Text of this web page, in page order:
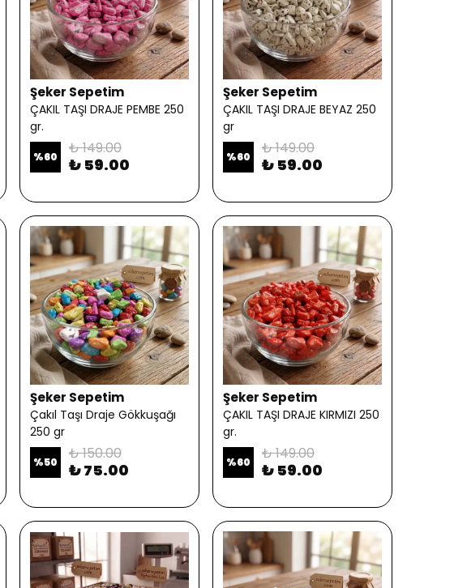
Şeker Sepetim
ÇAKIL TAŞI DRAJE PEMBE 250
gr.
%60 ₺ 149.00
₺ 59.00
Şeker Sepetim
ÇAKIL TAŞI DRAJE BEYAZ 250
gr
%60 ₺ 149.00
₺ 59.00
Şeker Sepetim
Çakıl Taşı Draje Gökkuşağı
250 gr
%50 ₺ 150.00
₺ 75.00
Şeker Sepetim
ÇAKIL TAŞI DRAJE KIRMIZI 250
gr.
%60 ₺ 149.00
₺ 59.00